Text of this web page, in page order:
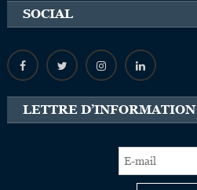
SOCIAL
LETTRE D’INFORMATION